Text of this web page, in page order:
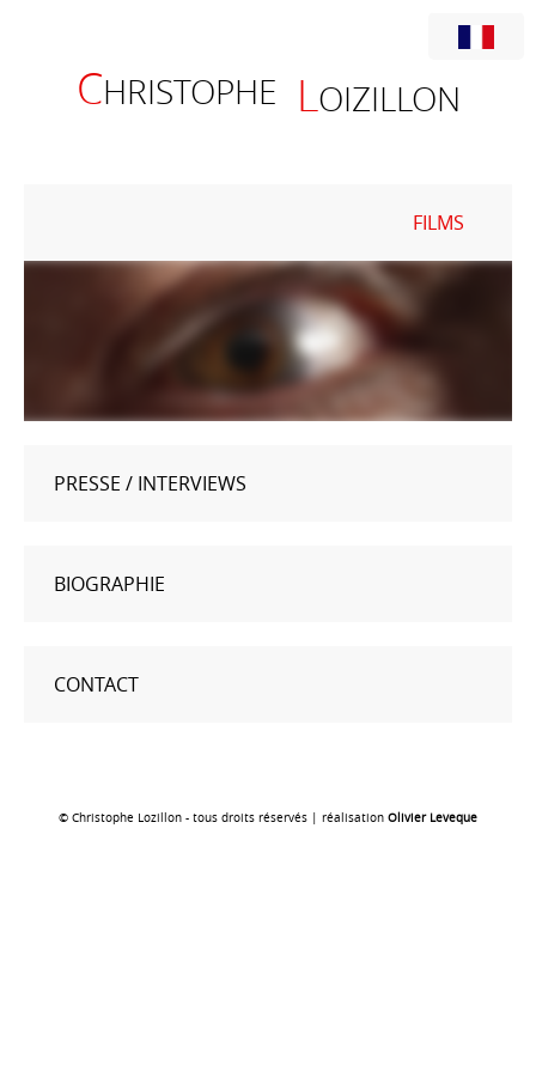
CHRISTOPHE LOIZILLON
FILMS
PRESSE / INTERVIEWS
BIOGRAPHIE
CONTACT
© Christophe Lozillon - tous droits réservés | réalisation Olivier Leveque